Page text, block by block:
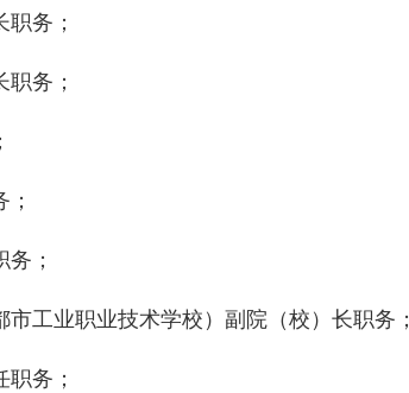
务；
务；
；
工业职业技术学校）副院（校）长职务；
务；